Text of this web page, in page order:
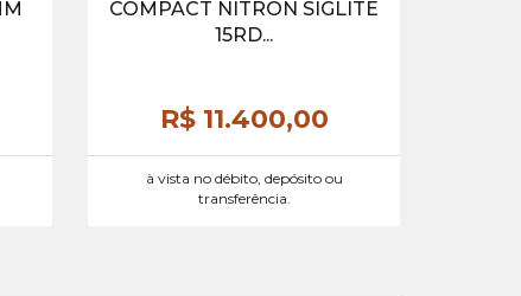
COMPACT NITRON SIGLITE
15RD...
R$ 11.400,00
à vista no débito, depósito ou
transferência.